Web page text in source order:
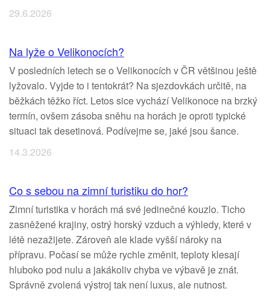
29.6.2026
Na lyže o Velikonocích?
V posledních letech se o Velikonocích v ČR většinou ještě
lyžovalo. Vyjde to i tentokrát? Na sjezdovkách určitě, na
běžkách těžko říct. Letos sice vychází Velikonoce na brzký
termín, ovšem zásoba sněhu na horách je oproti typické
situaci tak desetinová. Podívejme se, jaké jsou šance.
14.3.2026
Co s sebou na zimní turistiku do hor?
Zimní turistika v horách má své jedinečné kouzlo. Ticho
zasněžené krajiny, ostrý horský vzduch a výhledy, které v
létě nezažijete. Zároveň ale klade vyšší nároky na
přípravu. Počasí se může rychle změnit, teploty klesají
hluboko pod nulu a jakákoliv chyba ve výbavě je znát.
Správně zvolená výstroj tak není luxus, ale nutnost.